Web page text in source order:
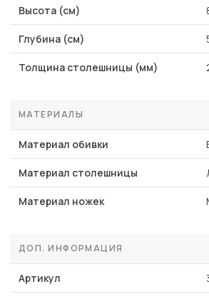
Высота (см)
Глубина (см)
Толщина столешницы (мм)
МАТЕРИАЛЫ
Материал обивки
Материал столешницы
Материал ножек
ДОП. ИНФОРМАЦИЯ
Артикул